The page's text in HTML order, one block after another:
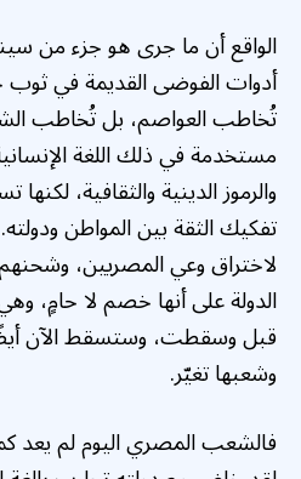
الواقع أن ما جرى هو جزء من
أدوات الفوضى القديمة في ثوب
تُخاطب العواصم، بل تُخاطب
مستخدمة في ذلك اللغة
والرموز الدينية والثقافية،
تفكيك الثقة بين المواطن
لاختراق وعي المصريين،
الدولة على أنها خصم لا حامٍ،
قبل وسقطت، وستسقط الآن
وشعبها تغيّر.
فالشعب المصري اليوم لم يعد